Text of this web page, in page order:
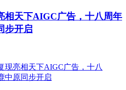
相天下AIGC广告，十八周年
步开启